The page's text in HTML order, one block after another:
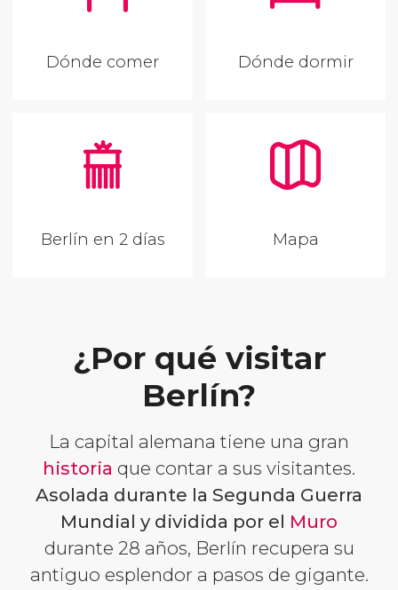
Dónde comer Dónde dormir
Berlín en 2 días Mapa
¿Por qué visitar
Berlín?
La capital alemana tiene una gran
historia que contar a sus visitantes.
Asolada durante la Segunda Guerra
Mundial y dividida por el Muro
durante 28 años, Berlín recupera su
antiguo esplendor a pasos de gigante.